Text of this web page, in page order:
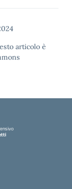
articolo è